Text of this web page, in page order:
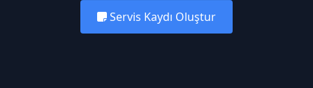
Servis Kaydı Oluştur